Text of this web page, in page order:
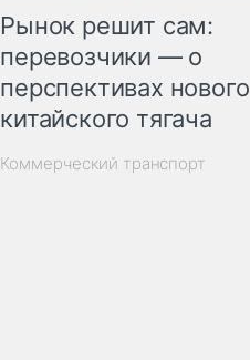
Рынок решит сам:
перевозчики — о
перспективах нового
китайского тягача
Коммерческий транспорт